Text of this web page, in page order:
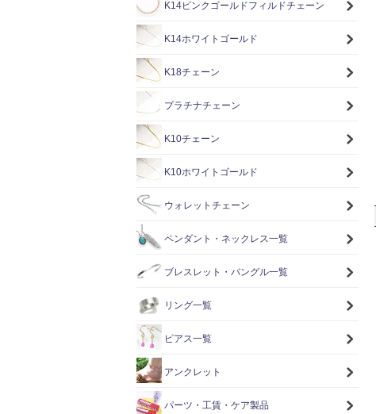
K14ピンクゴールドフィルドチェーン
K14ホワイトゴールド
K18チェーン
プラチナチェーン
K10チェーン
K10ホワイトゴールド
ウォレットチェーン
ペンダント・ネックレス一覧
ブレスレット・バングル一覧
リング一覧
ピアス一覧
アンクレット
パーツ・工賃・ケア製品